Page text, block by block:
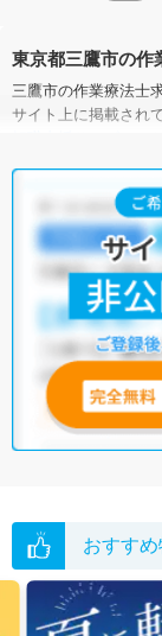
東京都三鷹市の作
三鷹市の作業療法士
サイト上に掲載され
に
三鷹市の作業療法士
土日祝休・積極
クリニック・介護
・保育園 ・そ
他の条件でも人気の
いただくか、お気軽
全国の作業療法士求人
無料転職支援サービス
グした上で求人をご
い。
おすす